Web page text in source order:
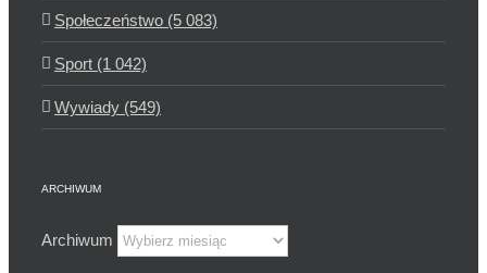
Społeczeństwo (5 083)
Sport (1 042)
Wywiady (549)
ARCHIWUM
Archiwum